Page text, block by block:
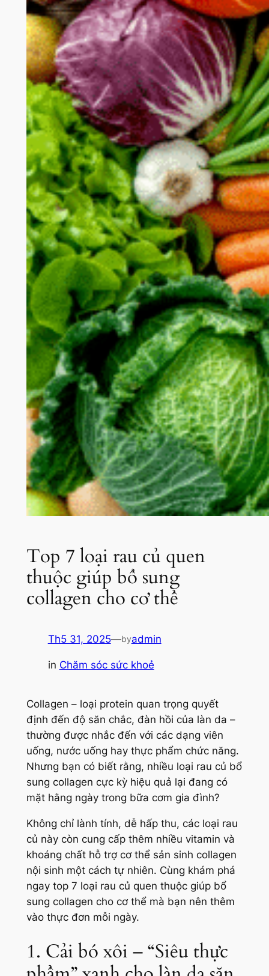
Top 7 loại rau củ quen
thuộc giúp bổ sung
collagen cho cơ thể
Th5 31, 2025—byadmin
in Chăm sóc sức khoẻ
Collagen – loại protein quan trọng quyết
định đến độ săn chắc, đàn hồi của làn da –
thường được nhắc đến với các dạng viên
uống, nước uống hay thực phẩm chức năng.
Nhưng bạn có biết rằng, nhiều loại rau củ bổ
sung collagen cực kỳ hiệu quả lại đang có
mặt hằng ngày trong bữa cơm gia đình?
Không chỉ lành tính, dễ hấp thu, các loại rau
củ này còn cung cấp thêm nhiều vitamin và
khoáng chất hỗ trợ cơ thể sản sinh collagen
nội sinh một cách tự nhiên. Cùng khám phá
ngay top 7 loại rau củ quen thuộc giúp bổ
sung collagen cho cơ thể mà bạn nên thêm
vào thực đơn mỗi ngày.
1. Cải bó xôi – “Siêu thực